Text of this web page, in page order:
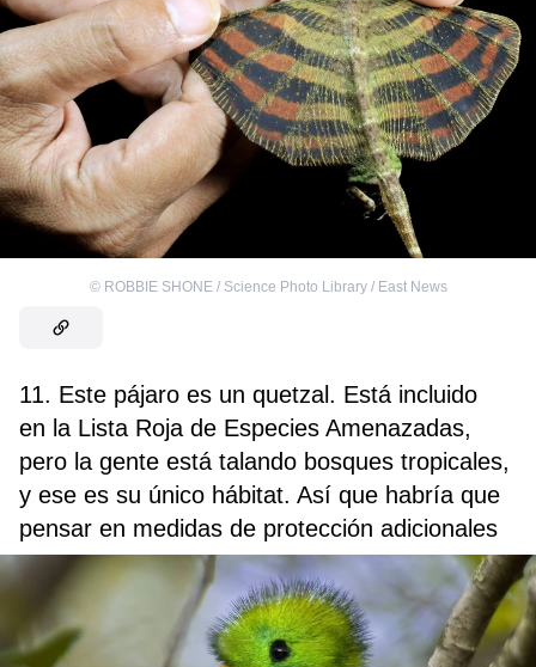
© ROBBIE SHONE / Science Photo Library / East News
11. Este pájaro es un quetzal. Está incluido
en la Lista Roja de Especies Amenazadas,
pero la gente está talando bosques tropicales,
y ese es su único hábitat. Así que habría que
pensar en medidas de protección adicionales